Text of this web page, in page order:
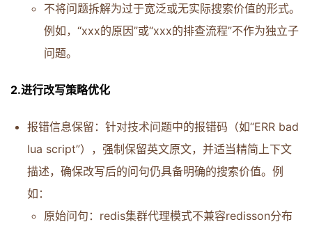
不将问题拆解为过于宽泛或无实际搜索价值的形式。
例如，“xxx的原因”或“xxx的排查流程”不作为独立子
问题。
2.进行改写策略优化
报错信息保留：针对技术问题中的报错码（如“ERR bad
lua script”），强制保留英文原文，并适当精简上下文
描述，确保改写后的问句仍具备明确的搜索价值。例
如：
原始问句：redis集群代理模式不兼容redisson分布